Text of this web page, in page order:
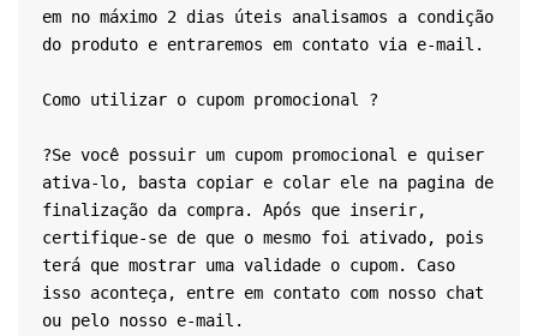
em no máximo 2 dias úteis analisamos a condição
do produto e entraremos em contato via e-mail.
Como utilizar o cupom promocional ?
?Se você possuir um cupom promocional e quiser
ativa-lo, basta copiar e colar ele na pagina de
finalização da compra. Após que inserir,
certifique-se de que o mesmo foi ativado, pois
terá que mostrar uma validade o cupom. Caso
isso aconteça, entre em contato com nosso chat
ou pelo nosso e-mail.